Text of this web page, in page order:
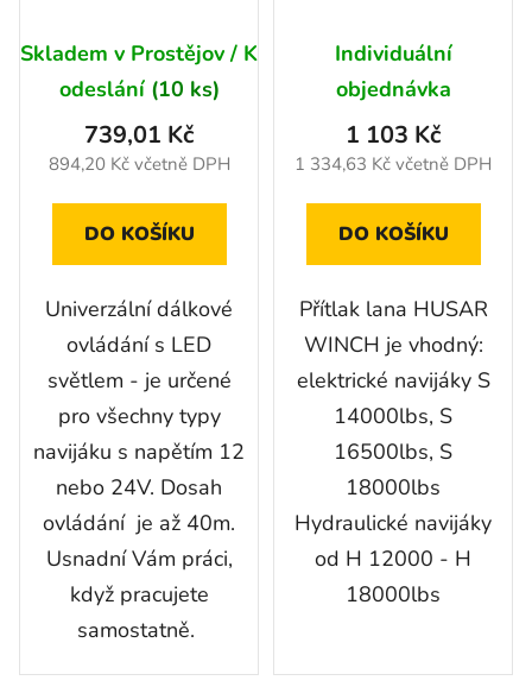
ů
k
světlem
hodnocení
produktu
je
5,0
z
5
Skladem v Prostějov / K
odeslání (10 ks)
894,20 Kč včetně DPH
739,01 Kč
DO KOŠÍKU
Univerzální dálkové
ovládání s LED
světlem - je určené
pro všechny typy
navijáku s napětím 12
nebo 24V. Dosah
ovládání je až 40m.
Usnadní Vám práci,
když pracujete
samostatně.
Individuální
objednávka
1 334,63 Kč včetně DPH
1 103 Kč
DO KOŠÍKU
Přítlak lana HUSAR
WINCH je vhodný:
elektrické navijáky S
14000lbs, S
16500lbs, S
18000lbs
Hydraulické navijáky
od H 12000 - H
18000lbs